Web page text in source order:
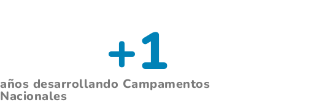
años desarrollando Campamentos
Nacionales
+1